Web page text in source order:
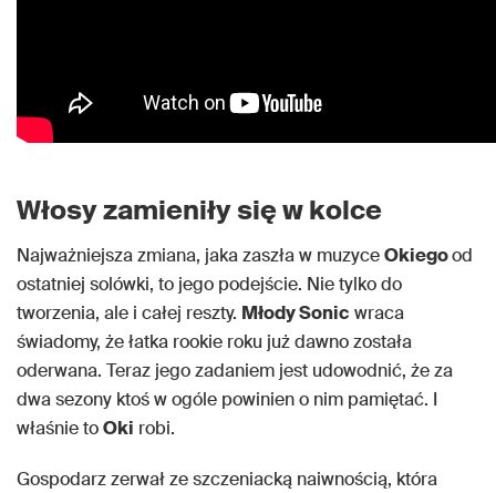
Włosy zamieniły się w kolce
Najważniejsza zmiana, jaka zaszła w muzyceOkiegood
ostatniej solówki, to jego podejście. Nie tylko do
tworzenia, ale i całej reszty. Młody Sonic wraca
świadomy, że łatka rookie roku już dawno została
oderwana. Teraz jego zadaniem jest udowodnić, że za
dwa sezony ktoś w ogóle powinien o nim pamiętać. I
właśnie toOki robi.
Gospodarz zerwał ze szczeniacką naiwnością, która